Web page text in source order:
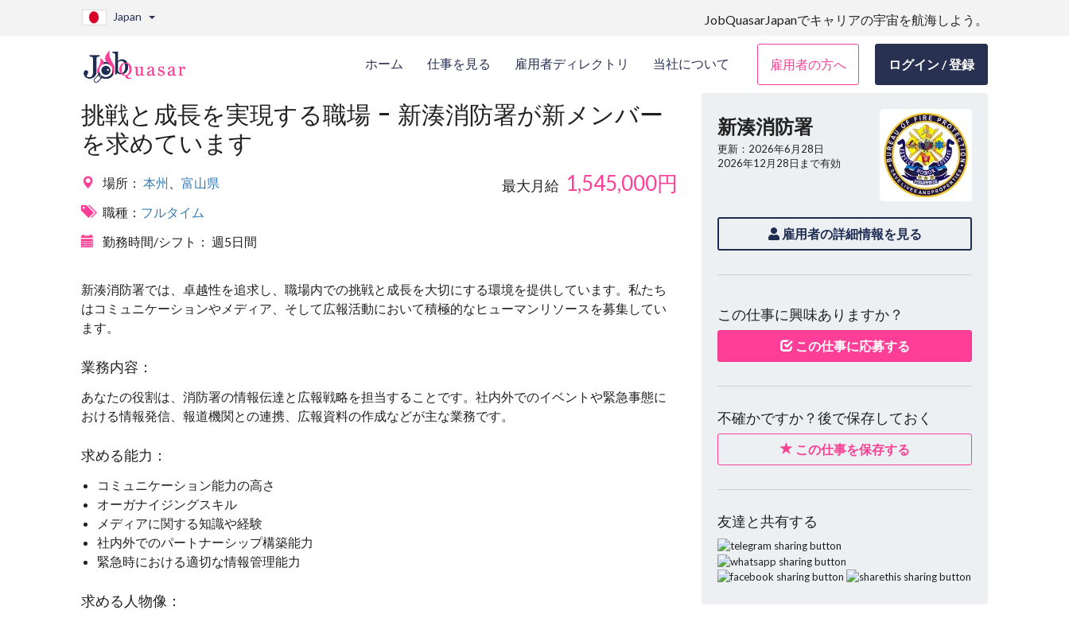
Japan JobQuasarJapanでキャリアの宇宙を航海しよう。
ホーム 仕事を見る 雇用者ディレクトリ 当社について 雇用者の方へ ログイン / 登録
挑戦と成長を実現する職場 - 新湊消防署が新メンバー
を求めています
場所： 本州
富山県
職種： フルタイム
勤務時間/シフト： 週5日間
最大月給 1,545,000円
新湊消防署では、卓越性を追求し、職場内での挑戦と成長を大切にする環境を提供しています。私たち
はコミュニケーションやメディア、そして広報活動において積極的なヒューマンリソースを募集してい
ます。
業務内容：
あなたの役割は、消防署の情報伝達と広報戦略を担当することです。社内外でのイベントや緊急事態に
おける情報発信、報道機関との連携、広報資料の作成などが主な業務です。
求める能力：
コミュニケーション能力の高さ
オーガナイジングスキル
メディアに関する知識や経験
社内外でのパートナーシップ構築能力
緊急時における適切な情報管理能力
求める人物像：
新湊消防署
更新：2026年6月28日
2026年12月28日まで有効
雇用者の詳細情報を見る
この仕事に興味ありますか？
この仕事に応募する
不確かですか？後で保存しておく
この仕事を保存する
友達と共有する